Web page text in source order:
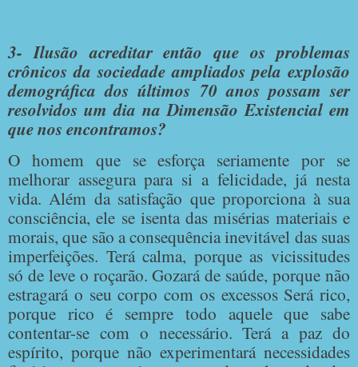
3- Ilusão acreditar então que os problemas
crônicos da sociedade ampliados pela explosão
demográfica dos últimos 70 anos possam ser
resolvidos um dia na Dimensão Existencial em
que nos encontramos?
O homem que se esforça seriamente por se
melhorar assegura para si a felicidade, já nesta
vida. Além da satisfação que proporciona à sua
consciência, ele se isenta das misérias materiais e
morais, que são a consequência inevitável das suas
imperfeições. Terá calma, porque as vicissitudes
só de leve o roçarão. Gozará de saúde, porque não
estragará o seu corpo com os excessos Será rico,
porque rico é sempre todo aquele que sabe
contentar-se com o necessário. Terá a paz do
espírito, porque não experimentará necessidades